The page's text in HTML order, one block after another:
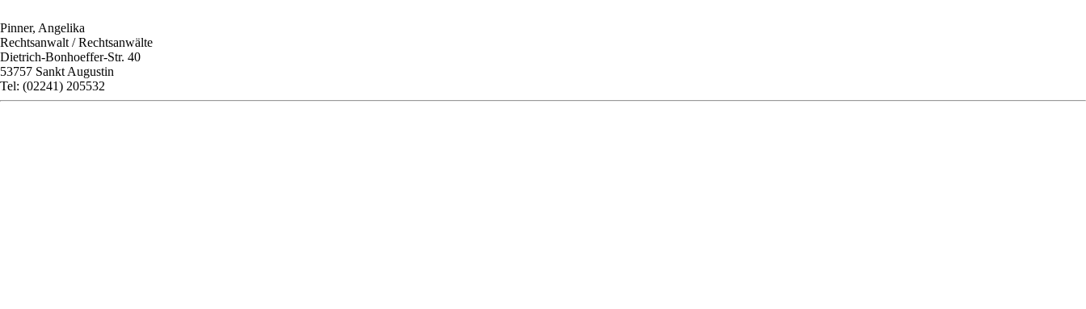
Pinner, Angelika
Rechtsanwalt / Rechtsanwälte
Dietrich-Bonhoeffer-Str. 40
53757 Sankt Augustin
Tel: (02241) 205532